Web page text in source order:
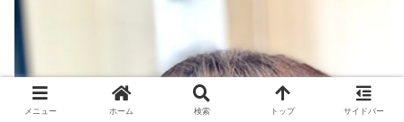
メニュー ホーム 検索 トップ サイドバー